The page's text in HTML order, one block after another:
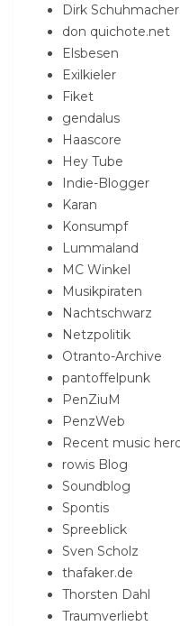
Dirk Schuhmacher
don quichote.net
Elsbesen
Exilkieler
Fiket
gendalus
Haascore
Hey Tube
Indie-Blogger
Karan
Konsumpf
Lummaland
MC Winkel
Musikpiraten
Nachtschwarz
Netzpolitik
Otranto-Archive
pantoffelpunk
PenZiuM
PenzWeb
Recent music
rowis Blog
Soundblog
Spontis
Spreeblick
Sven Scholz
thafaker.de
Thorsten Dahl
Traumverliebt